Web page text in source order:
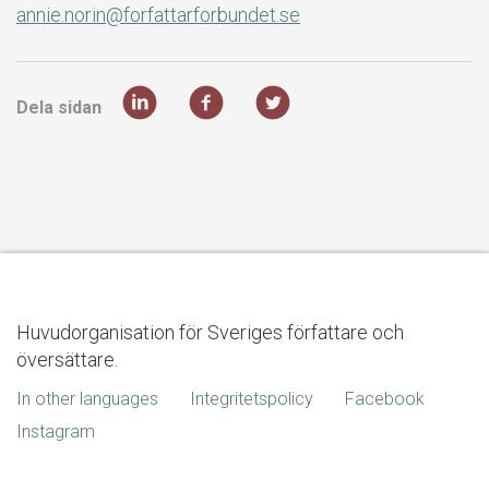
annie.norin@forfattarforbundet.se
Dela sidan
Huvudorganisation för Sveriges författare och
översättare.
In other languages Integritetspolicy
Facebook
Instagram